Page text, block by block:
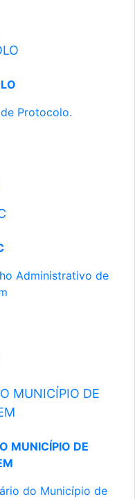
Protocolo.
Administrativo de
MUNICÍPIO DE
MUNICÍPIO DE
do Município de